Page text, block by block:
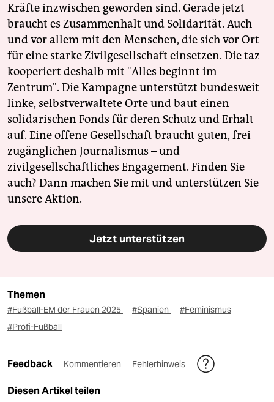
Kräfte inzwischen geworden sind. Gerade jetzt
braucht es Zusammenhalt und Solidarität. Auch
und vor allem mit den Menschen, die sich vor Ort
für eine starke Zivilgesellschaft einsetzen. Die taz
kooperiert deshalb mit "Alles beginnt im
Zentrum". Die Kampagne unterstützt bundesweit
linke, selbstverwaltete Orte und baut einen
solidarischen Fonds für deren Schutz und Erhalt
auf. Eine offene Gesellschaft braucht guten, frei
zugänglichen Journalismus – und
zivilgesellschaftliches Engagement. Finden Sie
auch? Dann machen Sie mit und unterstützen Sie
unsere Aktion.
Jetzt unterstützen
Themen
#Fußball-EM der Frauen 2025 #Spanien
#Feminismus
#Profi-Fußball
Feedback Kommentieren Fehlerhinweis
Diesen Artikel teilen